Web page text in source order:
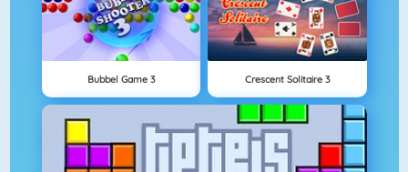
Bubbel Game 3 Crescent Solitaire 3